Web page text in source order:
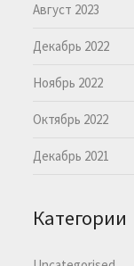
Август 2023
Декабрь 2022
Ноябрь 2022
Октябрь 2022
Декабрь 2021
Категории